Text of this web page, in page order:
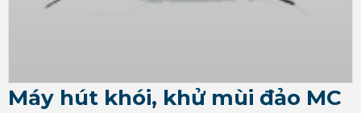
Máy hút khói, khử mùi đảo MC